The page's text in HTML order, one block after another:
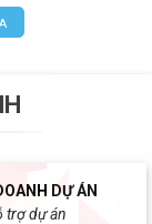
DỰ ÁN
trợ dự án